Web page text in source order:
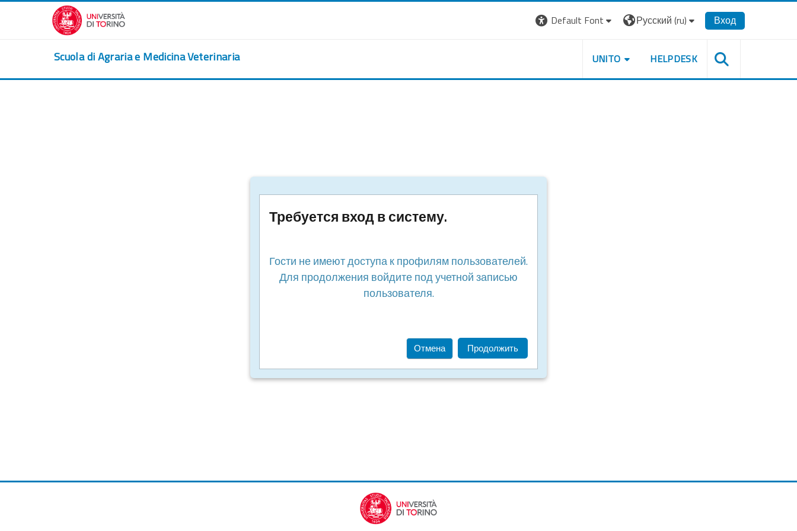
Перейти к основному содержанию
Default Font
Русский ‎(ru)‎ Вход
Scuola di Agraria e Medicina Veterinaria UNITO HELPDESK
Требуется вход в систему.
Гости не имеют доступа к профилям пользователей.
Для продолжения войдите под учетной записью
пользователя.
Отмена Продолжить